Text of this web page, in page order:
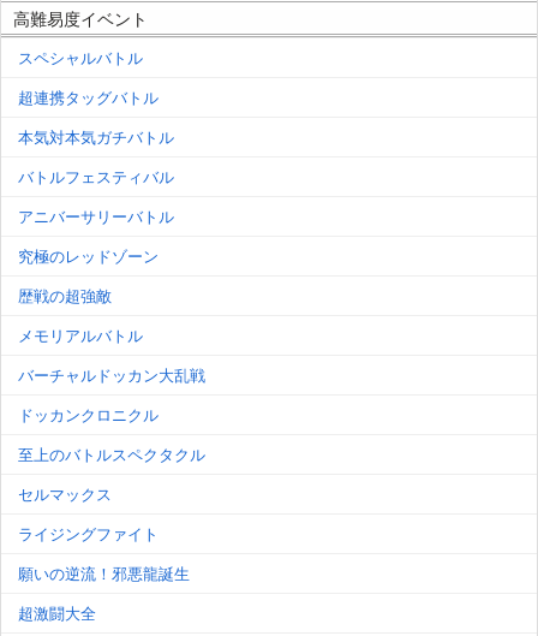
高難易度イベント
スペシャルバトル
超連携タッグバトル
本気対本気ガチバトル
バトルフェスティバル
アニバーサリーバトル
究極のレッドゾーン
歴戦の超強敵
メモリアルバトル
バーチャルドッカン大乱戦
ドッカンクロニクル
至上のバトルスペクタクル
セルマックス
ライジングファイト
願いの逆流！邪悪龍誕生
超激闘大全